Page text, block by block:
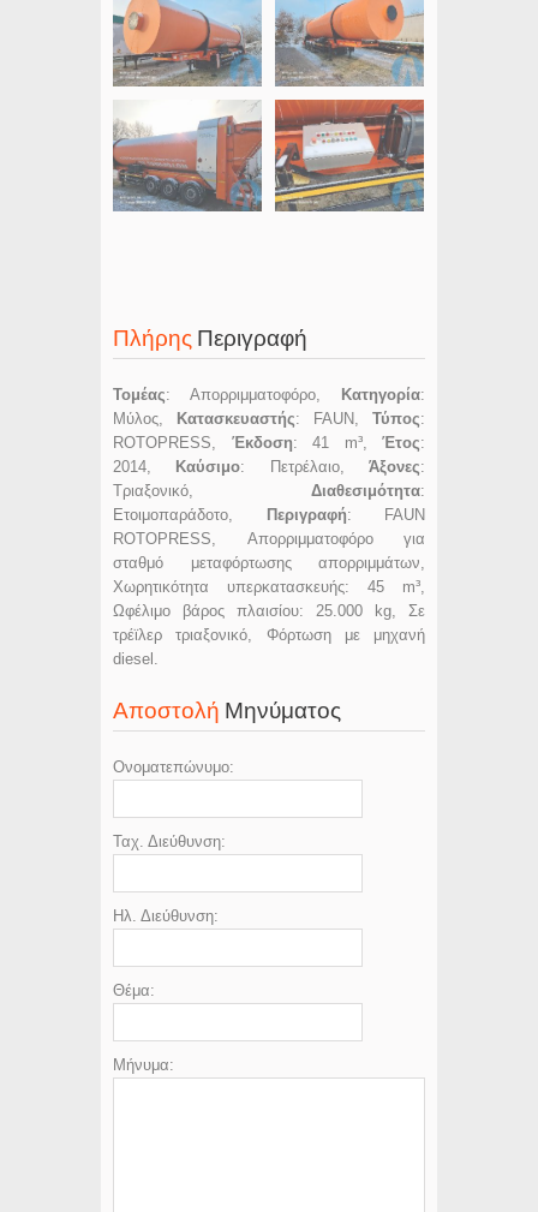
Πλήρης Περιγραφή
Τομέας: Απορριμματοφόρο, Κατηγορία:
Μύλος,
Κατασκευαστής: FAUN, Τύπος:
ROTOPRESS, Έκδοση: 41 m³, Έτος:
2014,
Καύσιμο: Πετρέλαιο,Άξονες:
Τριαξονικό, Διαθεσιμότητα:
Ετοιμοπαράδοτο,
Περιγραφή: FAUN
ROTOPRESS, Απορριμματοφόρο για
σταθμό μεταφόρτωσης απορριμμάτων,
Χωρητικότητα υπερκατασκευής: 45 m³,
Ωφέλιμο βάρος πλαισίου: 25.000 kg, Σε
τρέϊλερ τριαξονικό, Φόρτωση με μηχανή
diesel.
Αποστολή Μηνύματος
Ονοματεπώνυμο:
Ταχ. Διεύθυνση:
Ηλ. Διεύθυνση:
Θέμα:
Μήνυμα: